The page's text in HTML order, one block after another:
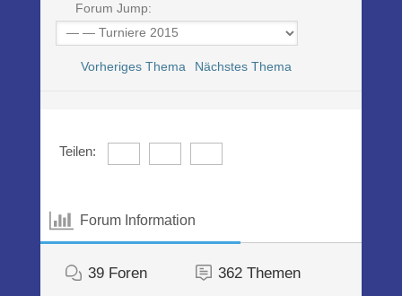
Forum Jump:
Vorheriges Thema Nächstes Thema
Teilen:
Forum Information
39 Foren 362 Themen